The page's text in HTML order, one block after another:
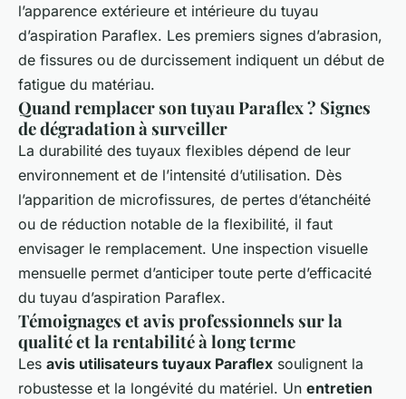
l’apparence extérieure et intérieure du tuyau
d’aspiration Paraflex. Les premiers signes d’abrasion,
de fissures ou de durcissement indiquent un début de
fatigue du matériau.
Quand remplacer son tuyau Paraflex ? Signes
de dégradation à surveiller
La durabilité des tuyaux flexibles dépend de leur
environnement et de l’intensité d’utilisation. Dès
l’apparition de microfissures, de pertes d’étanchéité
ou de réduction notable de la flexibilité, il faut
envisager le remplacement. Une inspection visuelle
mensuelle permet d’anticiper toute perte d’efficacité
du tuyau d’aspiration Paraflex.
Témoignages et avis professionnels sur la
qualité et la rentabilité à long terme
Les avis utilisateurs tuyaux Paraflex soulignent la
robustesse et la longévité du matériel. Un entretien